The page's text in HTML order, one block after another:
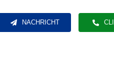
NACHRICHT